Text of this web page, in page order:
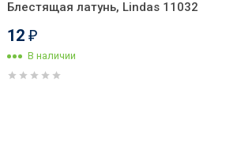
Блестящая латунь, Lindas 11032
12 ₽
В наличии